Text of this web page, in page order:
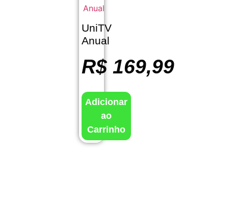
UniTV
Anual
R$ 169,99
Adicionar
ao
Carrinho